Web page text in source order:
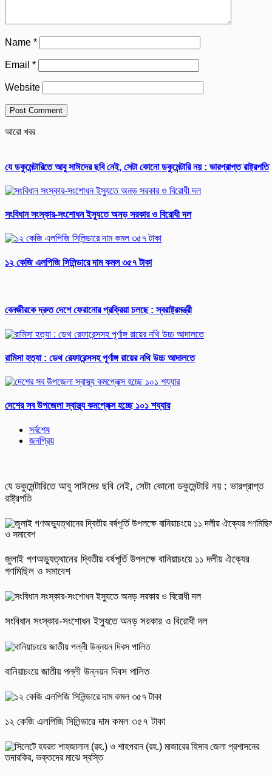
Name *
Email *
Website
আরো খবর
যে ডকুমেন্টারিতে আবু সাঈদের ছবি নেই, সেটা কোনো ডকুমেন্টারি নয় : ভারপ্রাপ্ত রাষ্ট্রপতি
সংবিধান সংস্কার-সংশোধন ইস্যুতে অনড় সরকার ও বিরোধী দল
১২ কেজি এলপিজি সিলিন্ডারে দাম কমল ৩৫৭ টাকা
বেনজীরকে দ্রুত দেশে ফেরানোর প্রক্রিয়া চলছে : স্বরাষ্ট্রমন্ত্রী
রামিসা হত্যা : ডেথ রেফারেন্সসহ পূর্ণাঙ্গ রায়ের নথি উচ্চ আদালতে
দেশের সব উপজেলা স্বাস্থ্য কমপ্লেক্স হচ্ছে ১০১ শয্যার
সর্বশেষ
জনপ্রিয়
যে ডকুমেন্টারিতে আবু সাঈদের ছবি নেই, সেটা কোনো ডকুমেন্টারি নয় : ভারপ্রাপ্ত
রাষ্ট্রপতি
জুলাই গণঅভ্যুত্থানের দ্বিতীয় বর্ষপূর্তি উপলক্ষে বানিয়াচংয়ে ১১ দলীয় ঐক্যের
গণমিছিল ও সমাবেশ
সংবিধান সংস্কার-সংশোধন ইস্যুতে অনড় সরকার ও বিরোধী দল
বানিয়াচংয়ে জাতীয় পল্লী উন্নয়ন দিবস পালিত
১২ কেজি এলপিজি সিলিন্ডারে দাম কমল ৩৫৭ টাকা